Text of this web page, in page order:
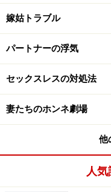
嫁姑トラブル
パートナーの浮気
セックスレスの対処法
妻たちのホンネ劇場
他
人